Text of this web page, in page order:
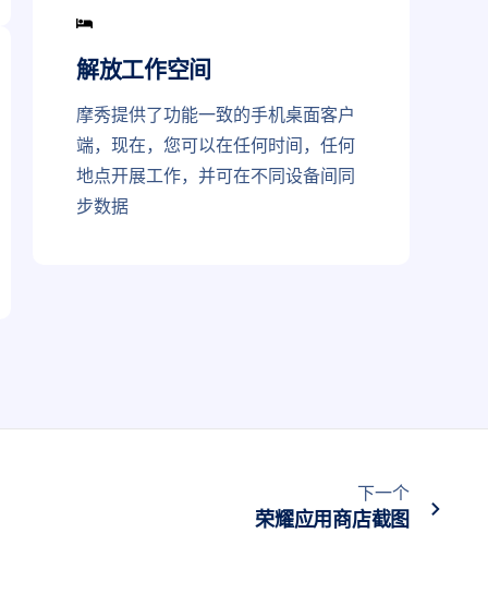
解放工作空间
摩秀提供了功能一致的手机桌面客户
端，现在，您可以在任何时间，任何
地点开展工作，并可在不同设备间同
步数据
下一个
荣耀应用商店截图